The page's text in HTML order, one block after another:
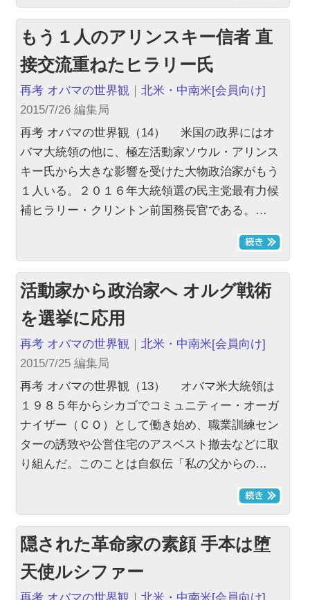
もう１人のアリンスキー信者 直
接交流重ねたヒラリー氏
再考 オバマの世界観 ｜北米・中南米[会員向け]
2015/7/26 編集局
再考 オバマの世界観（14） 米国の政界にはオ
バマ大統領の他に、極左活動家ソウル・アリンス
キー氏から大きな影響を受けた大物政治家がもう
１人いる。２０１６年大統領選の民主党最有力候
補ヒラリー・クリントン前国務長官である。…
活動家から政治家へ オルグ戦術
を選挙に応用
再考 オバマの世界観 ｜北米・中南米[会員向け]
2015/7/25 編集局
再考 オバマの世界観（13） オバマ米大統領は
１９８５年からシカゴでコミュニティー・オーガ
ナイザー（ＣＯ）として働き始め、職業訓練セン
ターの誘致や公営住宅のアスベスト撤去などに取
り組んだ。このことは自叙伝「私の父からの…
隠された革命家の素顔 手本は堕
天使ルシファー